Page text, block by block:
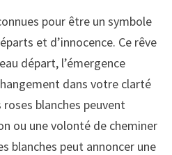
pour être un symbole
et d’innocence. Ce rêve
départ, l’émergence
dans votre clarté
blanches peuvent
ou une volonté de cheminer
blanches peut annoncer une